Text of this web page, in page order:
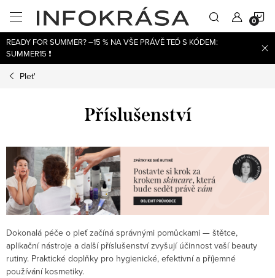
obsah
READY FOR SUMMER? –15 % NA VŠE PRÁVĚ TEĎ S KÓDEM:
SUMMER15 ❗
Plet'
Příslušenství
Dokonalá péče o pleť začíná správnými pomůckami — štětce,
aplikační nástroje a další příslušenství zvyšují účinnost vaší beauty
rutiny. Praktické doplňky pro hygienické, efektivní a příjemné
používání kosmetiky.